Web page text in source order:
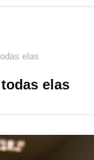
elas
elas